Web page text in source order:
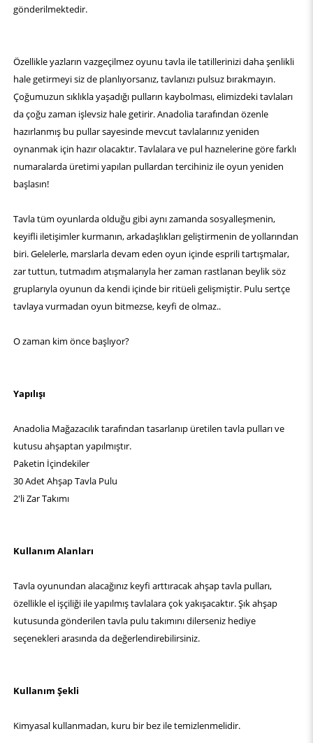
gönderilmektedir.
Özellikle yazların vazgeçilmez oyunu tavla ile tatillerinizi daha şenlikli
hale getirmeyi siz de planlıyorsanız, tavlanızı pulsuz bırakmayın.
Çoğumuzun sıklıkla yaşadığı pulların kaybolması, elimizdeki tavlaları
da çoğu zaman işlevsiz hale getirir. Anadolia tarafından özenle
hazırlanmış bu pullar sayesinde mevcut tavlalarınız yeniden
oynanmak için hazır olacaktır. Tavlalara ve pul haznelerine göre farklı
numaralarda üretimi yapılan pullardan tercihiniz ile oyun yeniden
başlasın!
Tavla tüm oyunlarda olduğu gibi aynı zamanda sosyalleşmenin,
keyifli iletişimler kurmanın, arkadaşlıkları geliştirmenin de yollarından
biri. Gelelerle, marslarla devam eden oyun içinde esprili tartışmalar,
zar tuttun, tutmadım atışmalarıyla her zaman rastlanan beylik söz
gruplarıyla oyunun da kendi içinde bir ritüeli gelişmiştir. Pulu sertçe
tavlaya vurmadan oyun bitmezse, keyfi de olmaz..
O zaman kim önce başlıyor?
Yapılışı
Anadolia Mağazacılık tarafından tasarlanıp üretilen tavla pulları ve
kutusu ahşaptan yapılmıştır.
Paketin İçindekiler
30 Adet Ahşap Tavla Pulu
2'li Zar Takımı
Kullanım Alanları
Tavla oyunundan alacağınız keyfi arttıracak ahşap tavla pulları,
özellikle el işçiliği ile yapılmış tavlalara çok yakışacaktır. Şık ahşap
kutusunda gönderilen tavla pulu takımını dilerseniz hediye
seçenekleri arasında da değerlendirebilirsiniz.
Kullanım Şekli
Kimyasal kullanmadan, kuru bir bez ile temizlenmelidir.